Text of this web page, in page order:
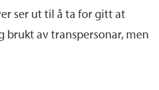
ser ut til å ta for gitt at
brukt av transpersonar, men